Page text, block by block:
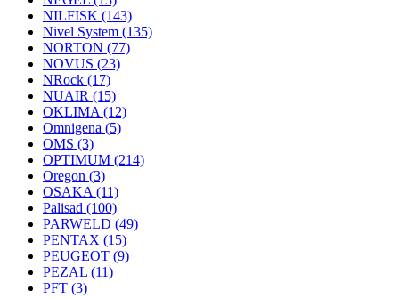
NILFISK (143)
Nivel System (135)
NORTON (77)
NOVUS (23)
NRock (17)
NUAIR (15)
OKLIMA (12)
Omnigena (5)
OMS (3)
OPTIMUM (214)
Oregon (3)
OSAKA (11)
Palisad (100)
PARWELD (49)
PENTAX (15)
PEUGEOT (9)
PEZAL (11)
PFT (3)